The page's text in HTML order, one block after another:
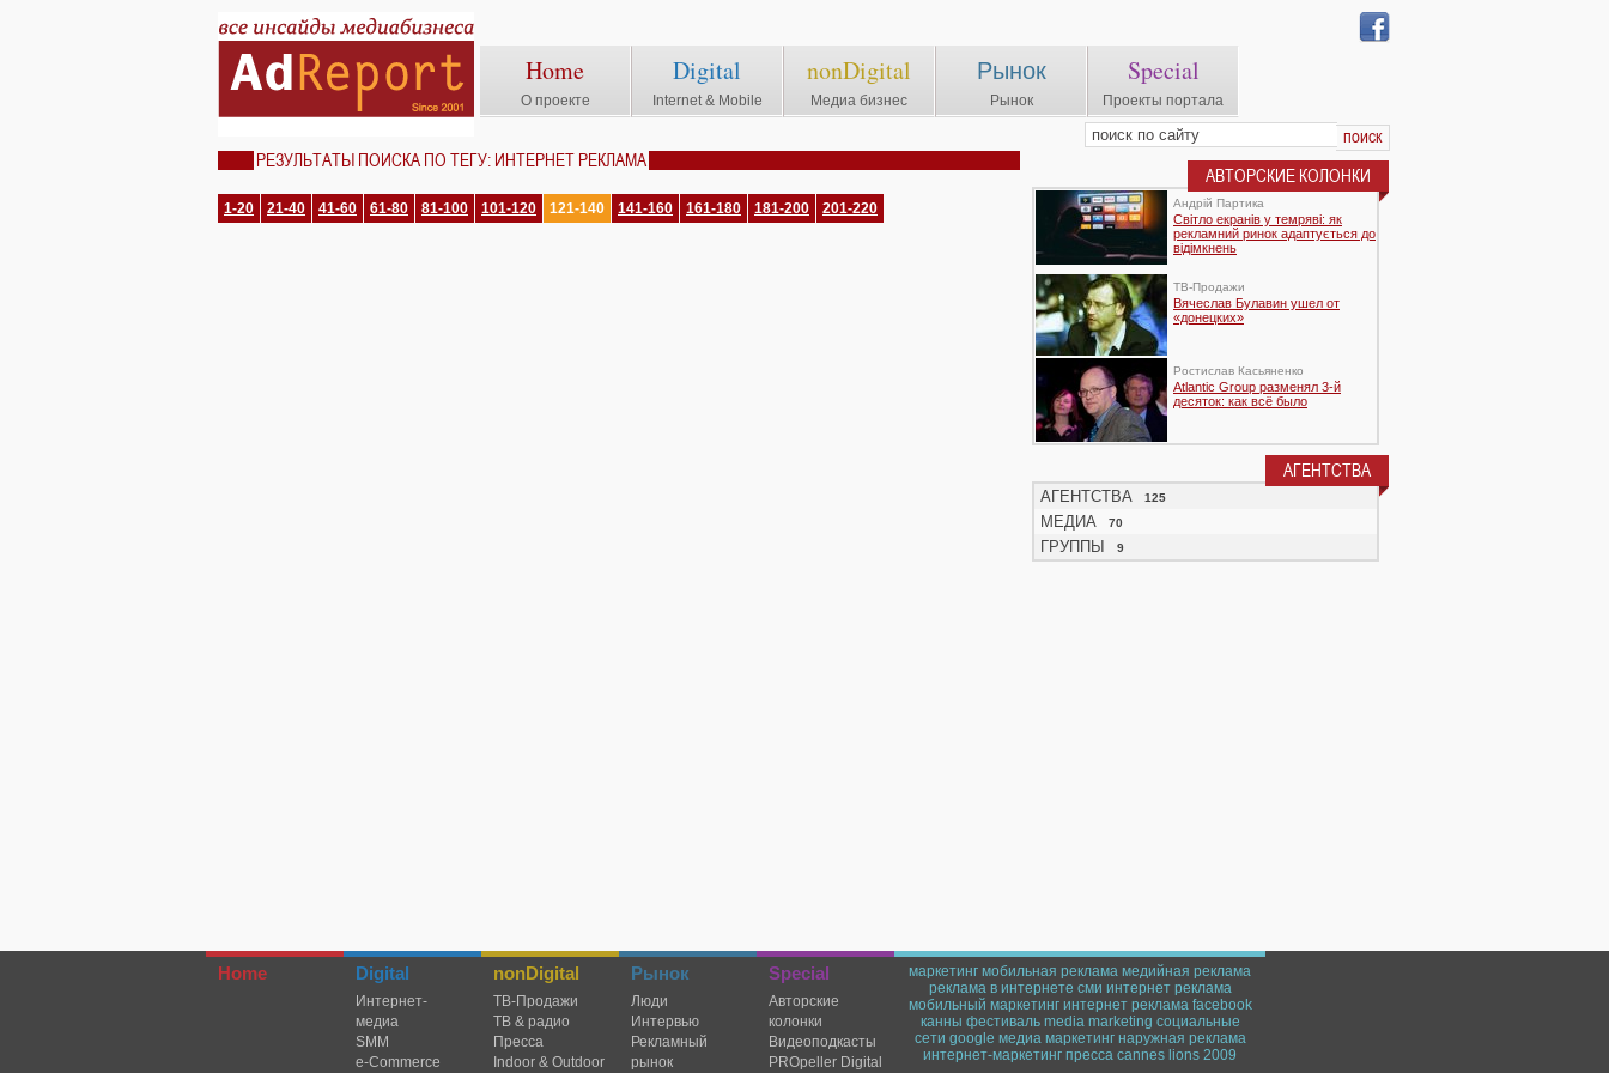
Home
О проекте
Digital
Internet & Mobile
nonDigital
Медиа бизнес
Рынок
Рынок
Special
Проекты портала
РЕЗУЛЬТАТЫ ПОИСКА ПО ТЕГУ: ИНТЕРНЕТ РЕКЛАМА
1-20 21-40 41-60 61-80 81-100 101-120 121-140 141-160 161-180 181-200 201-220
АВТОРСКИЕ КОЛОНКИ
Андрій Партика
Світло екранів у темряві: як
рекламний ринок адаптується до
відімкнень
TВ-Продажи
Вячеслав Булавин ушел от
«донецких»
Ростислав Касьяненко
Atlantic Group разменял 3-й
десяток: как всё было
АГЕНТСТВА
АГЕНТСТВА 125
МЕДИА 70
ГРУППЫ 9
Home Digital
Интернет-
медиа
SMM
e-Commerce
nonDigital
TВ-Продажи
ТВ & радио
Пресса
Indoor & Outdoor
Рынок
Люди
Интервью
Рекламный
рынок
Special
Авторские
колонки
Видеоподкасты
PROpeller Digital
маркетинг мобильная реклама медийная реклама
реклама в интернете сми интернет реклама
мобильный маркетинг интернет реклама facebook
канны фестиваль media marketing социальные
сети google медиа маркетинг наружная реклама
интернет-маркетинг пресса cannes lions 2009